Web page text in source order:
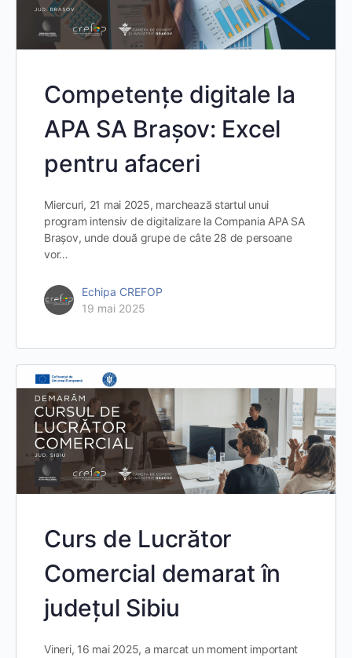
Competențe digitale la
APA SA Brașov: Excel
pentru afaceri
Miercuri, 21 mai 2025, marchează startul unui
program intensiv de digitalizare la Compania APA SA
Brașov, unde două grupe de câte 28 de persoane
vor…
Echipa CREFOP
19 mai 2025
Curs de Lucrător
Comercial demarat în
județul Sibiu
Vineri, 16 mai 2025, a marcat un moment important